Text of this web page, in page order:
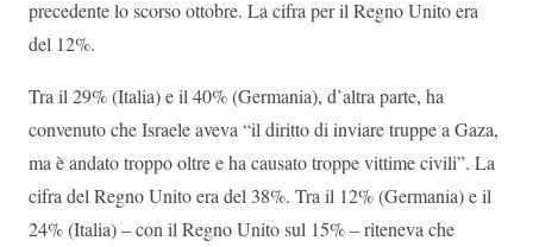
precedente lo scorso ottobre. La cifra per il Regno Unito era
del 12%.
Tra il 29% (Italia) e il 40% (Germania), d’altra parte, ha
convenuto che Israele aveva “il diritto di inviare truppe a Gaza,
ma è andato troppo oltre e ha causato troppe vittime civili”. La
cifra del Regno Unito era del 38%. Tra il 12% (Germania) e il
24% (Italia) – con il Regno Unito sul 15% – riteneva che